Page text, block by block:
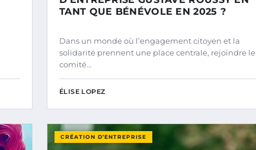
TANT QUE BÉNÉVOLE EN 2025 ?
Dans un monde où l’engagement citoyen et la
solidarité prennent une place centrale, rejoindre le
comité…
ÉLISE LOPEZ
CRÉATION D’ENTREPRISE